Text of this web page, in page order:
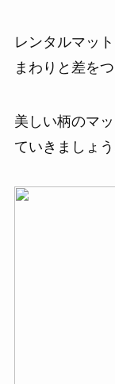
レンタルマッ
まわりと差を
美しい柄のマ
ていきましょう